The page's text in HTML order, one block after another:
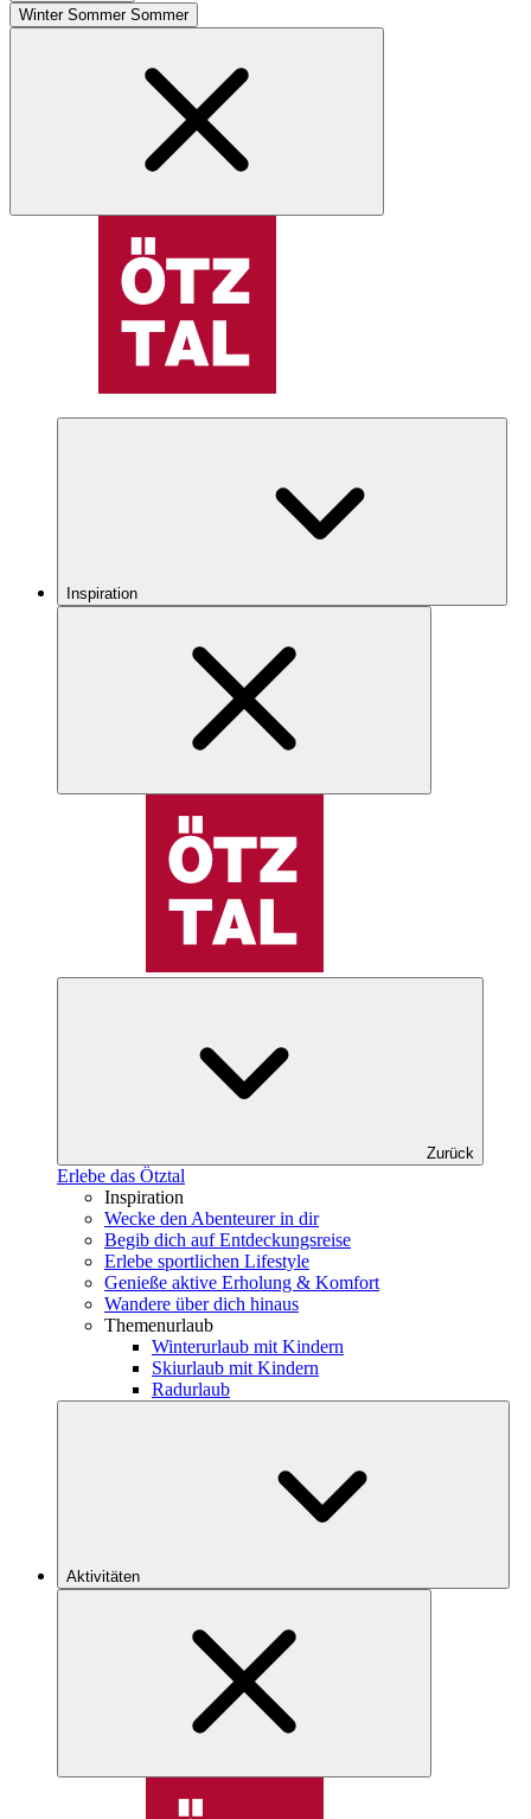
Winter Sommer Sommer
Inspiration
Zurück
Erlebe das Ötztal
Inspiration
Wecke den Abenteurer in dir
Begib dich auf Entdeckungsreise
Erlebe sportlichen Lifestyle
Genieße aktive Erholung & Komfort
Wandere über dich hinaus
Themenurlaub
Winterurlaub mit Kindern
Skiurlaub mit Kindern
Radurlaub
Aktivitäten